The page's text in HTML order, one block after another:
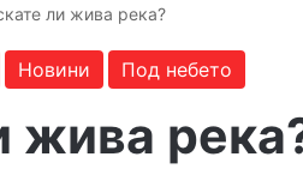
ли жива река?
Новини Под небето
жива